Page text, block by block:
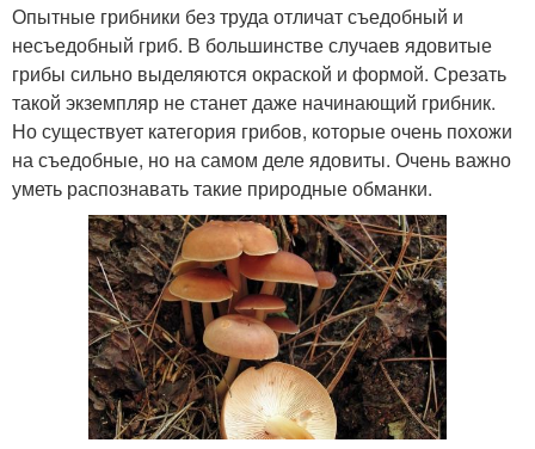
Опытные грибники без труда отличат съедобный и
несъедобный гриб. В большинстве случаев ядовитые
грибы сильно выделяются окраской и формой. Срезать
такой экземпляр не станет даже начинающий грибник.
Но существует категория грибов, которые очень похожи
на съедобные, но на самом деле ядовиты. Очень важно
уметь распознавать такие природные обманки.